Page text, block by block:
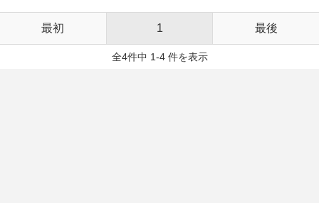
最初 1 最後
全4件中 1-4 件を表示